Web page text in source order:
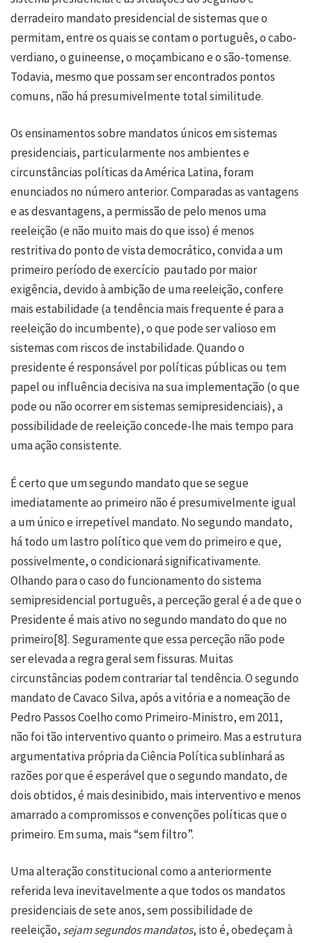
derradeiro mandato presidencial de sistemas que o
permitam, entre os quais se contam o português, o cabo-
verdiano, o guineense, o moçambicano e o são-tomense.
Todavia, mesmo que possam ser encontrados pontos
comuns, não há presumivelmente total similitude.
Os ensinamentos sobre mandatos únicos em sistemas
presidenciais, particularmente nos ambientes e
circunstâncias políticas da América Latina, foram
enunciados no número anterior. Comparadas as vantagens
e as desvantagens, a permissão de pelo menos uma
reeleição (e não muito mais do que isso) é menos
restritiva do ponto de vista democrático, convida a um
primeiro período de exercício pautado por maior
exigência, devido à ambição de uma reeleição, confere
mais estabilidade (a tendência mais frequente é para a
reeleição do incumbente), o que pode ser valioso em
sistemas com riscos de instabilidade. Quando o
presidente é responsável por políticas públicas ou tem
papel ou influência decisiva na sua implementação (o que
pode ou não ocorrer em sistemas semipresidenciais), a
possibilidade de reeleição concede-lhe mais tempo para
uma ação consistente.
É certo que um segundo mandato que se segue
imediatamente ao primeiro não é presumivelmente igual
a um único e irrepetível mandato. No segundo mandato,
há todo um lastro político que vem do primeiro e que,
possivelmente, o condicionará significativamente.
Olhando para o caso do funcionamento do sistema
semipresidencial português, a perceção geral é a de que o
Presidente é mais ativo no segundo mandato do que no
primeiro[8]. Seguramente que essa perceção não pode
ser elevada a regra geral sem fissuras. Muitas
circunstâncias podem contrariar tal tendência. O segundo
mandato de Cavaco Silva, após a vitória e a nomeação de
Pedro Passos Coelho como Primeiro-Ministro, em 2011,
não foi tão interventivo quanto o primeiro. Mas a estrutura
argumentativa própria da Ciência Política sublinhará as
razões por que é esperável que o segundo mandato, de
dois obtidos, é mais desinibido, mais interventivo e menos
amarrado a compromissos e convenções políticas que o
primeiro. Em suma, mais “sem filtro”.
Uma alteração constitucional como a anteriormente
referida leva inevitavelmente a que todos os mandatos
presidenciais de sete anos, sem possibilidade de
reeleição, sejam segundos mandatos, isto é, obedeçam à